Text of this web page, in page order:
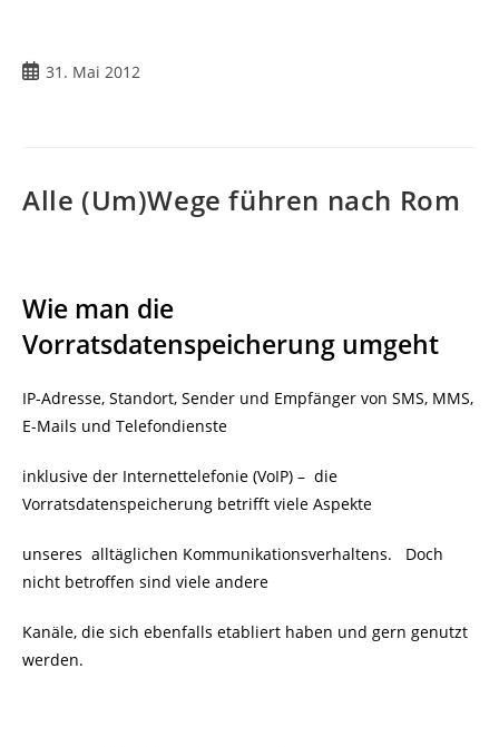
31. Mai 2012
Alle (Um)Wege führen nach Rom
Wie man die
Vorratsdatenspeicherung umgeht
IP-Adresse, Standort, Sender und Empfänger von SMS, MMS,
E-Mails und Telefondienste
inklusive der Internettelefonie (VoIP) – die
Vorratsdatenspeicherung betrifft viele Aspekte
unseres alltäglichen Kommunikationsverhaltens. Doch
nicht betroffen sind viele andere
Kanäle, die sich ebenfalls etabliert haben und gern genutzt
werden.